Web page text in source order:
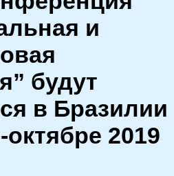
и
будут
в Бразилии
2019